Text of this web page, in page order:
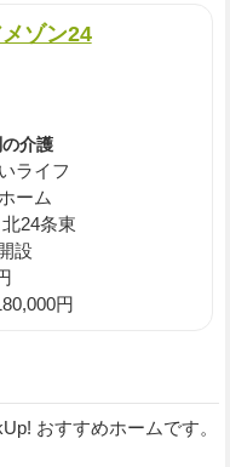
ゾン24
介護
ライフ
ーム
24条東
設
円
おすすめホームです。